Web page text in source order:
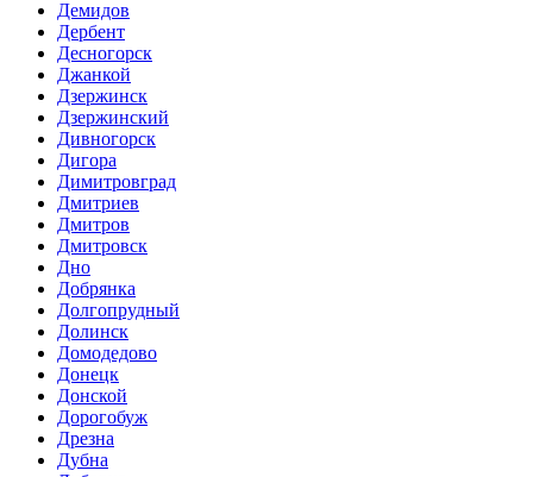
Демидов
Дербент
Десногорск
Джанкой
Дзержинск
Дзержинский
Дивногорск
Дигора
Димитровград
Дмитриев
Дмитров
Дмитровск
Дно
Добрянка
Долгопрудный
Долинск
Домодедово
Донецк
Донской
Дорогобуж
Дрезна
Дубна